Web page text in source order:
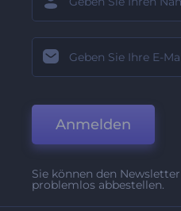
Anmelden
Sie können den
problemlos abbestellen.